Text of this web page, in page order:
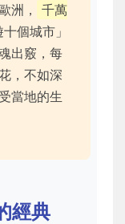
洲，
千萬
個城市」
出竅，每
，不如深
當地的生
經典